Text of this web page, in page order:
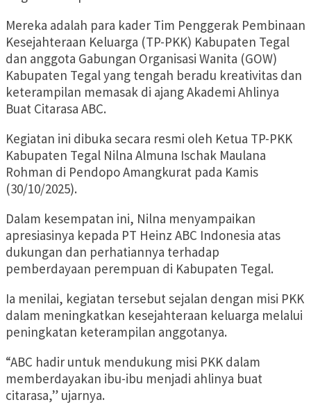
Mereka adalah para kader Tim Penggerak Pembinaan
Kesejahteraan Keluarga (TP-PKK) Kabupaten Tegal
dan anggota Gabungan Organisasi Wanita (GOW)
Kabupaten Tegal yang tengah beradu kreativitas dan
keterampilan memasak di ajang Akademi Ahlinya
Buat Citarasa ABC.
Kegiatan ini dibuka secara resmi oleh Ketua TP-PKK
Kabupaten Tegal Nilna Almuna Ischak Maulana
Rohman di Pendopo Amangkurat pada Kamis
(30/10/2025).
Dalam kesempatan ini, Nilna menyampaikan
apresiasinya kepada PT Heinz ABC Indonesia atas
dukungan dan perhatiannya terhadap
pemberdayaan perempuan di Kabupaten Tegal.
Ia menilai, kegiatan tersebut sejalan dengan misi PKK
dalam meningkatkan kesejahteraan keluarga melalui
peningkatan keterampilan anggotanya.
“ABC hadir untuk mendukung misi PKK dalam
memberdayakan ibu-ibu menjadi ahlinya buat
citarasa,” ujarnya.